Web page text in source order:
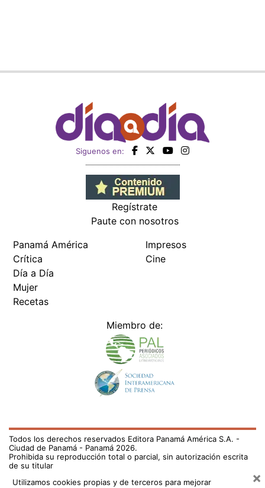
Siguenos en:
Regístrate
Paute con nosotros
Panamá América
Crítica
Día a Día
Mujer
Recetas
Impresos
Cine
Miembro de:
Todos los derechos reservados Editora Panamá América S.A. -
Ciudad de Panamá - Panamá 2026.
Prohibida su reproducción total o parcial, sin autorización escrita
de su titular
Utilizamos cookies propias y de terceros para mejorar
×